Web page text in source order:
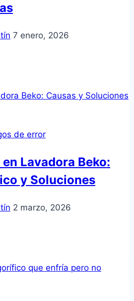
7 enero, 2026
de error
en Lavadora Beko:
y Soluciones
2 marzo, 2026